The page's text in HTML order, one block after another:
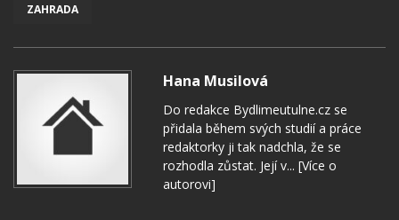
ZAHRADA
Hana Musilová
Do redakce Bydlimeutulne.cz se
přidala během svých studií a práce
redaktorky ji tak nadchla, že se
rozhodla zůstat. Její v... [Více o
autorovi]